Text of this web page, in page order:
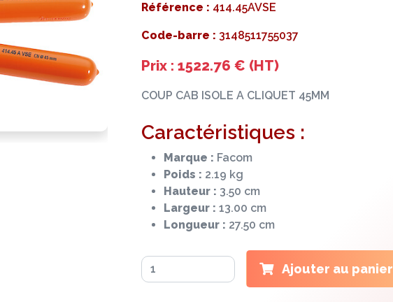
Référence : 414.45AVSE
Code-barre : 3148511755037
Prix : 1522.76 € (HT)
COUP CAB ISOLE A CLIQUET 45MM
Caractéristiques :
Marque : Facom
Poids : 2.19 kg
Hauteur : 3.50 cm
Largeur : 13.00 cm
Longueur : 27.50 cm
Ajouter au panier